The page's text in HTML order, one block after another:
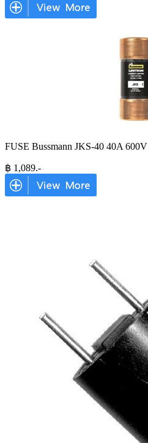
FUSE Bussmann JKS-40 40A 600V
฿ 1,089.-